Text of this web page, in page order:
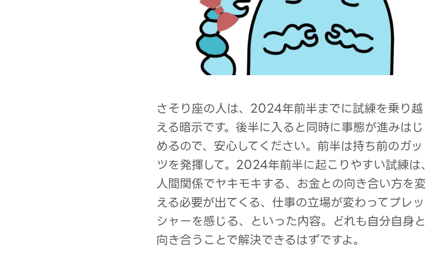
さそり座の人は、2024年前半までに試練を乗り越
える暗示です。後半に入ると同時に事態が進みはじ
めるので、安心してください。前半は持ち前のガッ
ツを発揮して。2024年前半に起こりやすい試練は、
人間関係でヤキモキする、お金との向き合い方を変
える必要が出てくる、仕事の立場が変わってプレッ
シャーを感じる、といった内容。どれも自分自身と
向き合うことで解決できるはずですよ。